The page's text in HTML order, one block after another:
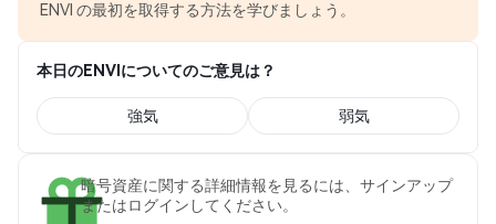
ENVI の最初を取得する方法を学びましょう。
本日のENVIについてのご意見は？
強気 弱気
暗号資産に関する詳細情報を見るには、サインアップ
またはログインしてください。